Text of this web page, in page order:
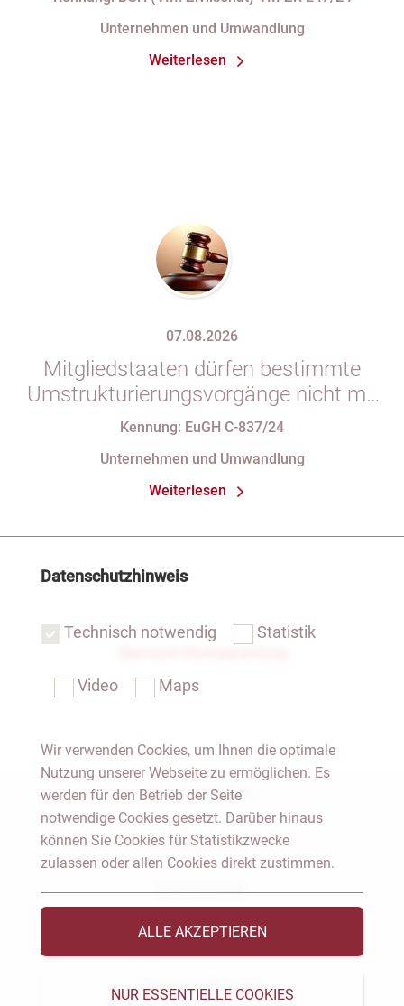
Unternehmen und Umwandlung
Weiterlesen
07.08.2026
Mitgliedstaaten dürfen bestimmte
Umstrukturierungsvorgänge nicht mit
indirekten Steuern belasten
Kennung: EuGH C-837/24
Unternehmen und Umwandlung
Weiterlesen
Notar Dresden
Fachgebiete
Das Notariat
Vorträge & Veröffentlichungen
Videos & Podcast
Datenschutzhinweis
Technisch notwendig Statistik
Video Maps
Wir verwenden Cookies, um Ihnen die optimale
Nutzung unserer Webseite zu ermöglichen. Es
werden für den Betrieb der Seite
notwendige Cookies gesetzt. Darüber hinaus
können Sie Cookies für Statistikzwecke
zulassen oder allen Cookies direkt zustimmen.
ALLE AKZEPTIEREN
NUR ESSENTIELLE COOKIES